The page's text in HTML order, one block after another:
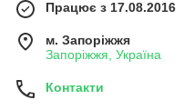
Працює з 17.08.2016
м. Запоріжжя
Запоріжжя, Україна
Контакти